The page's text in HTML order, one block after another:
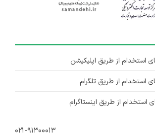
استخدام از طریق اپلیکیشن
استخدام از طریق تلگرام
استخدام از طریق اینستاگرام
۰۲۱-۹۱۳۰۰۰۱۳